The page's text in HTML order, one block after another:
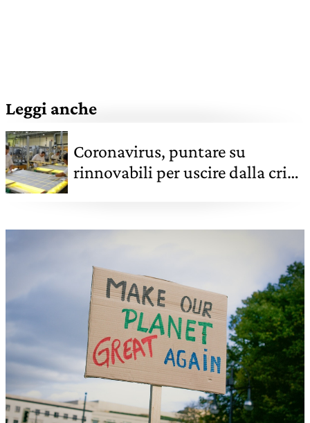
Leggi anche
Coronavirus, puntare su
rinnovabili per uscire dalla crisi
il Nobel Stiglitz